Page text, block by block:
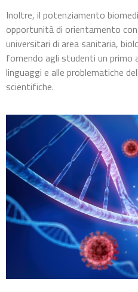
Inoltre, il potenziamento
opportunità di orientamento
universitari di area sanitaria,
fornendo agli studenti un primo
linguaggi e alle problematiche
scientifiche.